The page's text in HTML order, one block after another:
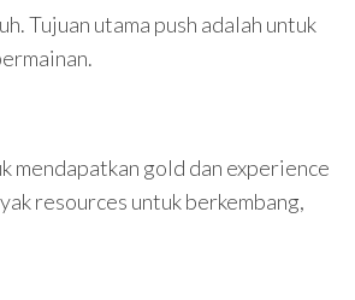
Tujuan utama push adalah untuk
mendapatkan gold dan experience
resources untuk berkembang,